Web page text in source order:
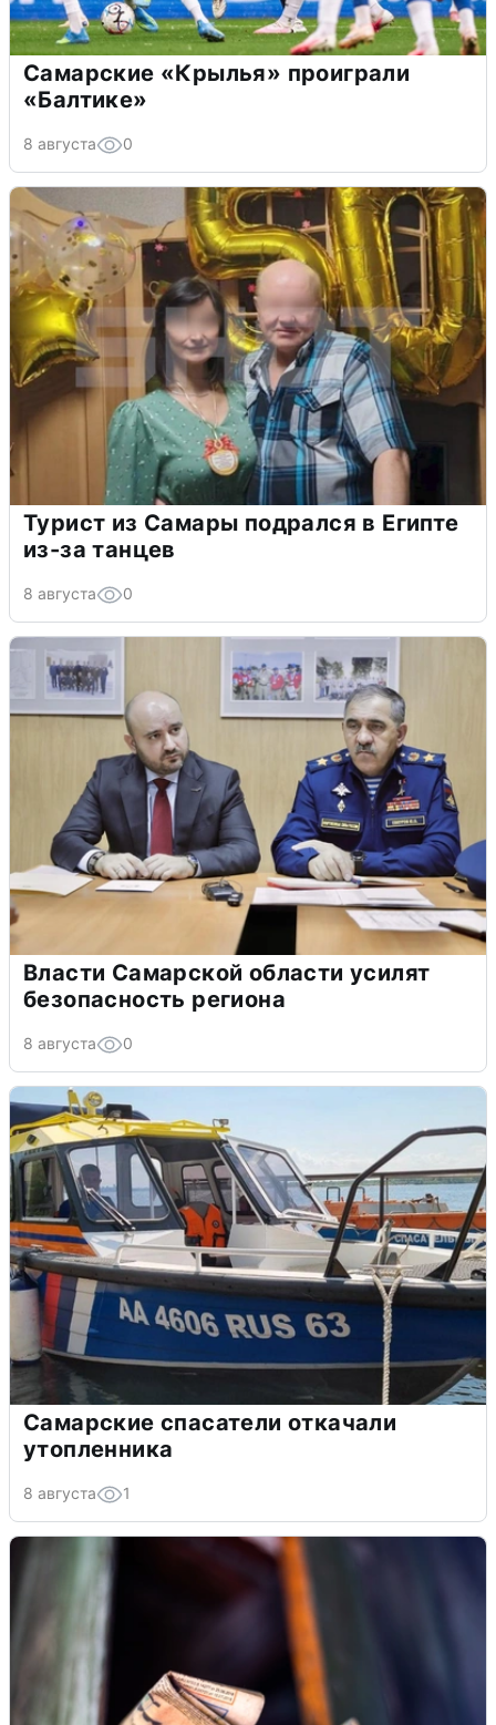
Самарские «Крылья» проиграли
«Балтике»
8 августа 0
Турист из Самары подрался в Египте
из-за танцев
8 августа 0
Власти Самарской области усилят
безопасность региона
8 августа 0
Самарские спасатели откачали
утопленника
8 августа 1